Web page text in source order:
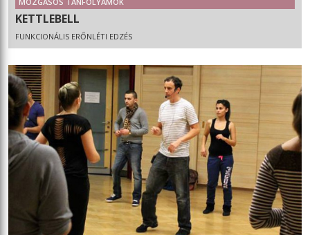
KETTLEBELL
FUNKCIONÁLIS ERŐNLÉTI EDZÉS